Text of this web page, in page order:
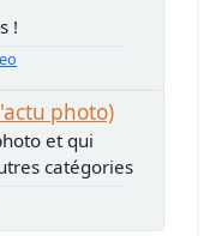
!
photo)
et qui
catégories